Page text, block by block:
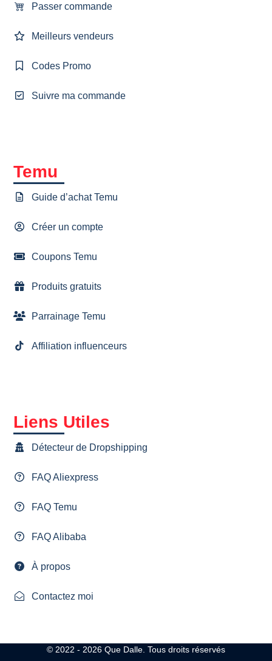
Passer commande
Meilleurs vendeurs
Codes Promo
Suivre ma commande
Temu
Guide d’achat Temu
Créer un compte
Coupons Temu
Produits gratuits
Parrainage Temu
Affiliation influenceurs
Liens Utiles
Détecteur de Dropshipping
FAQ Aliexpress
FAQ Temu
FAQ Alibaba
À propos
Contactez moi
© 2022 - 2026 Que Dalle. Tous droits réservés